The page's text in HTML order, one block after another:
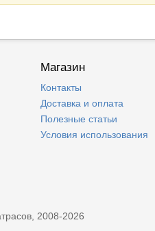
Магазин
Контакты
Доставка и оплата
Полезные статьи
Условия использования
2008-2026